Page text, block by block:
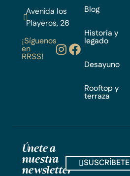
Avenida los
Playeros, 26
¡Síguenos
en
RRSS!
Blog
Historia y
legado
Desayuno
Rooftop y
terraza
Únete a
nuestra
newsletter
SUSCRÍBETE